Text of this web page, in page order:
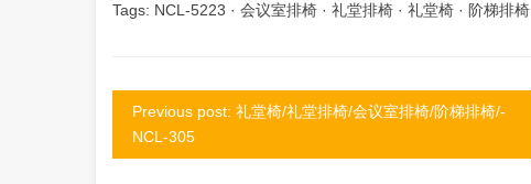
Tags: NCL-5223 · 会议室排椅 · 礼堂排椅 · 礼堂椅 · 阶梯排椅
Previous post: 礼堂椅/礼堂排椅/会议室排椅/阶梯排椅/-
NCL-305